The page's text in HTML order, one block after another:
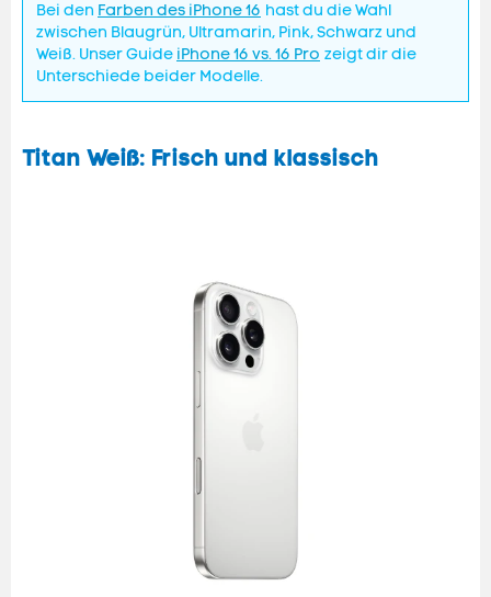
Bei den Farben des iPhone 16 hast du die Wahl
zwischen Blaugrün, Ultramarin, Pink, Schwarz und
Weiß. Unser Guide iPhone 16 vs. 16 Pro zeigt dir die
Unterschiede beider Modelle.
Titan Weiß: Frisch und klassisch